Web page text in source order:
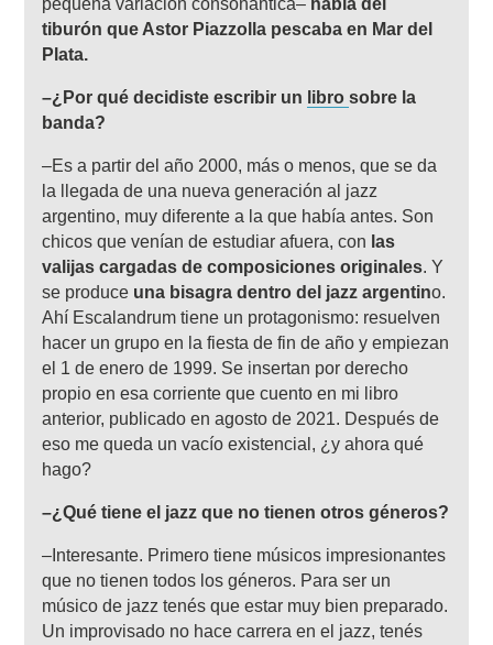
tiburón que Astor Piazzolla pescaba en Mar del
Plata.
–¿Por qué decidiste escribir un librosobre la
banda?
–Es a partir del año 2000, más o menos, que se da
la llegada de una nueva generación al jazz
argentino, muy diferente a la que había antes. Son
chicos que venían de estudiar afuera, con las
valijas cargadas de composiciones originales. Y
se produce una bisagra dentro del jazz argentino.
Ahí Escalandrum tiene un protagonismo: resuelven
hacer un grupo en la fiesta de fin de año y empiezan
el 1 de enero de 1999. Se insertan por derecho
propio en esa corriente que cuento en mi libro
anterior, publicado en agosto de 2021. Después de
eso me queda un vacío existencial, ¿y ahora qué
hago?
–¿Qué tiene el jazz que no tienen otros géneros?
–Interesante. Primero tiene músicos impresionantes
que no tienen todos los géneros. Para ser un
músico de jazz tenés que estar muy bien preparado.
Un improvisado no hace carrera en el jazz, tenés